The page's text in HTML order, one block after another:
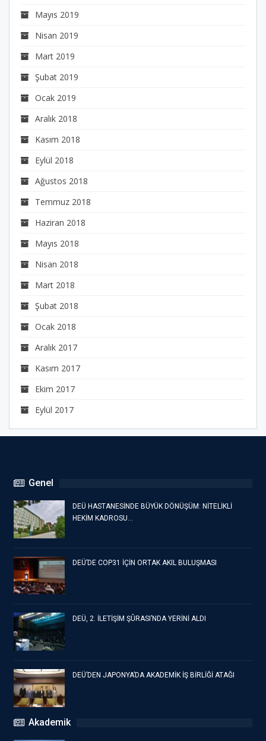
Mayıs 2019
Nisan 2019
Mart 2019
Şubat 2019
Ocak 2019
Aralık 2018
Kasım 2018
Eylül 2018
Ağustos 2018
Temmuz 2018
Haziran 2018
Mayıs 2018
Nisan 2018
Mart 2018
Şubat 2018
Ocak 2018
Aralık 2017
Kasım 2017
Ekim 2017
Eylül 2017
Genel
DEÜ HASTANESİNDE BÜYÜK DÖNÜŞÜM: NİTELİKLİ
HEKİM KADROSU…
DEÜ’DE COP31 İÇİN ORTAK AKIL BULUŞMASI
DEÜ, 2. İLETİŞİM ŞÛRASI’NDA YERİNİ ALDI
DEÜ’DEN JAPONYA’DA AKADEMİK İŞ BİRLİĞİ ATAĞI
Akademik